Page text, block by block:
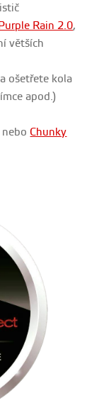
Rain 2.0,
větších
ošetřete kola
apod.)
neboChunky